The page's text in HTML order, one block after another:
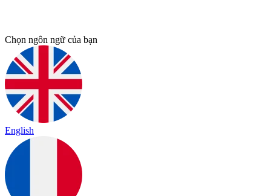
Chọn ngôn ngữ của bạn
English